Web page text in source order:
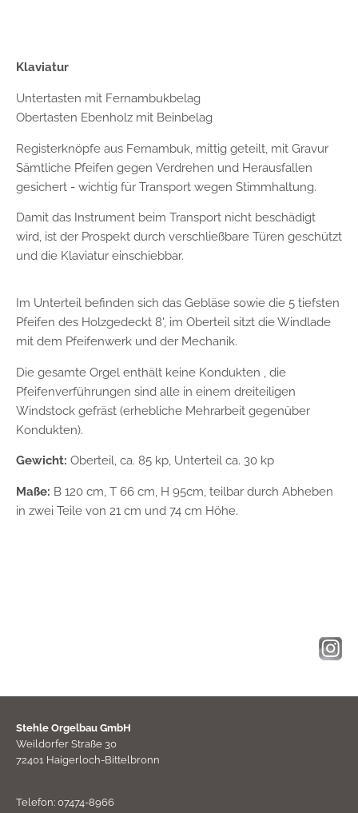
Klaviatur
Untertasten mit Fernambukbelag
Obertasten Ebenholz mit Beinbelag
Registerknöpfe aus Fernambuk, mittig geteilt, mit Gravur
Sämtliche Pfeifen gegen Verdrehen und Herausfallen
gesichert - wichtig für Transport wegen Stimmhaltung.
Damit das Instrument beim Transport nicht beschädigt
wird, ist der Prospekt durch verschließbare Türen geschützt
und die Klaviatur einschiebbar.
Im Unterteil befinden sich das Gebläse sowie die 5 tiefsten
Pfeifen des Holzgedeckt 8', im Oberteil sitzt die Windlade
mit dem Pfeifenwerk und der Mechanik.
Die gesamte Orgel enthält keine Kondukten , die
Pfeifenverführungen sind alle in einem dreiteiligen
Windstock gefräst (erhebliche Mehrarbeit gegenüber
Kondukten).
Gewicht: Oberteil, ca. 85 kp, Unterteil ca. 30 kp
Maße: B 120 cm, T 66 cm, H 95cm, teilbar durch Abheben
in zwei Teile von 21 cm und 74 cm Höhe.
Stehle Orgelbau GmbH
Weildorfer Straße 30
72401 Haigerloch-Bittelbronn
Telefon: 07474-8966